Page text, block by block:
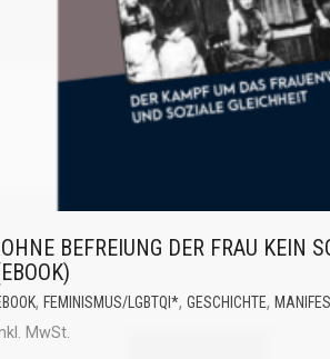
BEFREIUNG DER FRAU KEIN
, FEMINISMUS/LGBTQI*, GESCHICHTE,
MwSt.